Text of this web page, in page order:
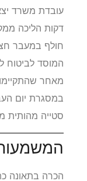
דקות הליכה
חולף במעבר
המוסד לביטוח
מאחר
במסגרת יום
סטייה מהותית